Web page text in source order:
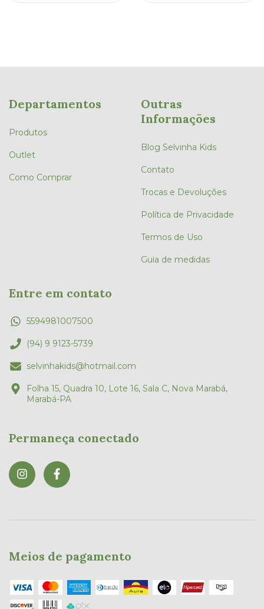
Departamentos
Produtos
Outlet
Como Comprar
Outras
Informações
Blog Selvinha Kids
Contato
Trocas e Devoluções
Política de Privacidade
Termos de Uso
Guia de medidas
Entre em contato
5594981007500
(94) 9 9123-5739
selvinhakids@hotmail.com
Folha 15, Quadra 10, Lote 16, Sala C, Nova Marabá,
Marabá-PA
Permaneça conectado
Meios de pagamento